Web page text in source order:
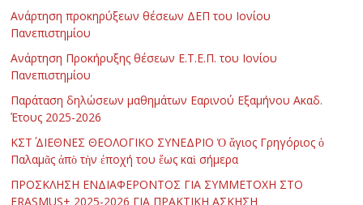
Ανάρτηση προκηρύξεων θέσεων ΔΕΠ του Ιονίου
Πανεπιστημίου
Ανάρτηση Προκήρυξης θέσεων Ε.Τ.Ε.Π. του Ιονίου
Πανεπιστημίου
Παράταση δηλώσεων μαθημάτων Εαρινού Εξαμήνου Ακαδ.
Έτους 2025-2026
ΚΣΤ΄ ΔΙΕΘΝΕΣ ΘΕΟΛΟΓΙΚΟ ΣΥΝΕΔΡΙΟ Ὁ ἅγιος Γρηγόριος ὁ
Παλαμᾶς ἀπὸ τὴν ἐποχή του ἕως καὶ σήμερα
ΠΡΟΣΚΛΗΣΗ ΕΝΔΙΑΦΕΡΟΝΤΟΣ ΓΙΑ ΣΥΜΜΕΤΟΧΗ ΣΤΟ
ERASMUS+ 2025-2026 ΓΙΑ ΠΡΑΚΤΙΚΗ ΑΣΚΗΣΗ